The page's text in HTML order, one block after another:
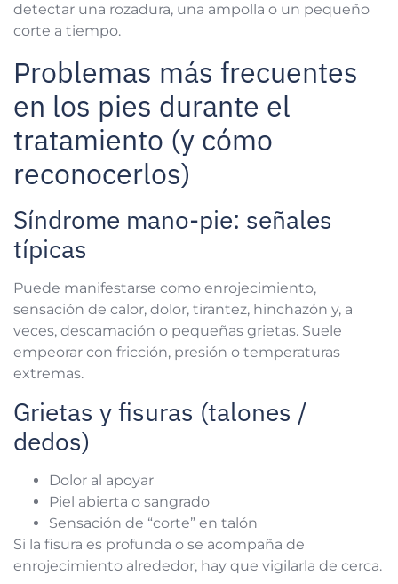
detectar una rozadura, una ampolla o un pequeño
corte a tiempo.
Problemas más frecuentes
en los pies durante el
tratamiento (y cómo
reconocerlos)
Síndrome mano-pie: señales
típicas
Puede manifestarse como enrojecimiento,
sensación de calor, dolor, tirantez, hinchazón y, a
veces, descamación o pequeñas grietas. Suele
empeorar con fricción, presión o temperaturas
extremas.
Grietas y fisuras (talones /
dedos)
Dolor al apoyar
Piel abierta o sangrado
Sensación de “corte” en talón
Si la fisura es profunda o se acompaña de
enrojecimiento alrededor, hay que vigilarla de cerca.